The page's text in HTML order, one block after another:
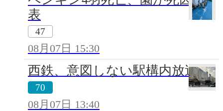
表
47
08月07日 15:30
西鉄、意図しない駅構内放送
70
08月07日 13:40